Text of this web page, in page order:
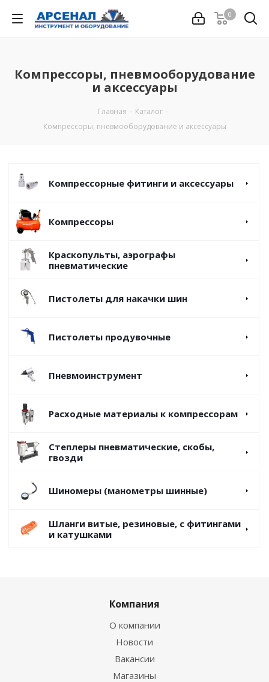
0
Компрессоры, пневмооборудование
и аксессуары
Главная - Каталог -
Компрессоры, пневмооборудование и аксессуары
Компрессорные фитинги и аксессуары
Компрессоры
Краскопульты, аэрографы
пневматические
Пистолеты для накачки шин
Пистолеты продувочные
Пневмоинструмент
Расходные материалы к компрессорам
Степлеры пневматические, скобы,
гвозди
Шиномеры (манометры шинные)
Шланги витые, резиновые, с фитингами
и катушками
Компания
О компании
Новости
Вакансии
Магазины